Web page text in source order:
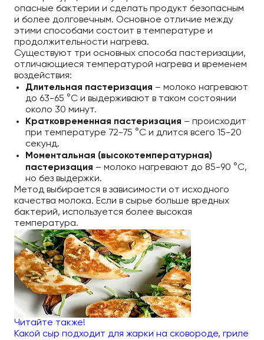
опасные бактерии и сделать продукт безопасным
и более долговечным. Основное отличие между
этими способами состоит в температуре и
продолжительности нагрева.
Существуют три основных способа пастеризации,
отличающиеся температурой нагрева и временем
воздействия:
Длительная пастеризация – молоко нагревают
до 63-65 °C и выдерживают в таком состоянии
около 30 минут.
Кратковременная пастеризация – происходит
при температуре 72-75 °C и длится всего 15-20
секунд.
Моментальная (высокотемпературная)
пастеризация – молоко нагревают до 85-90 °C,
но без выдержки.
Метод выбирается в зависимости от исходного
качества молока. Если в сырье больше вредных
бактерий, используется более высокая
температура.
Читайте также!
Какой сыр подходит для жарки на сковороде, гриле